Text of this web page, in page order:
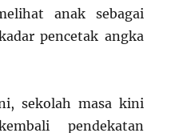
anak sebagai
pencetak angka
sekolah masa kini
pendekatan